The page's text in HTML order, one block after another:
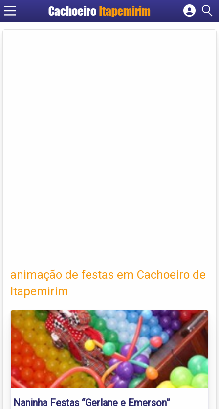
Cachoeiro Itapemirim
Cadastrar empresa
animação de festas em Cachoeiro de
Itapemirim
Naninha Festas “Gerlane e Emerson”